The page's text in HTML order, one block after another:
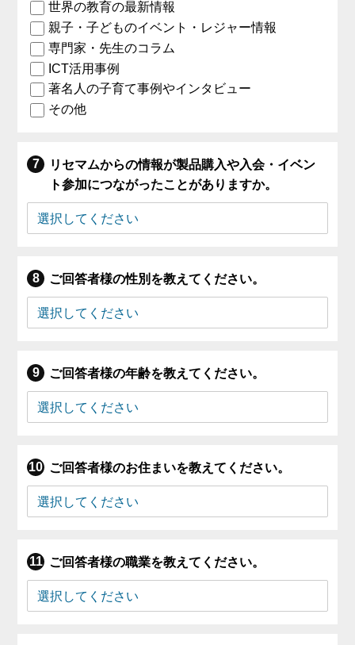
世界の教育の最新情報
親子・子どものイベント・レジャー情報
専門家・先生のコラム
ICT活用事例
著名人の子育て事例やインタビュー
その他
リセマムからの情報が製品購入や入会・イベン
ト参加につながったことがありますか。
ご回答者様の性別を教えてください。
ご回答者様の年齢を教えてください。
ご回答者様のお住まいを教えてください。
ご回答者様の職業を教えてください。